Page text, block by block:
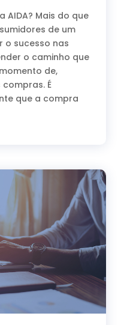
AIDA? Mais do que
de um
o sucesso nas
o caminho que
de,
É
que a compra